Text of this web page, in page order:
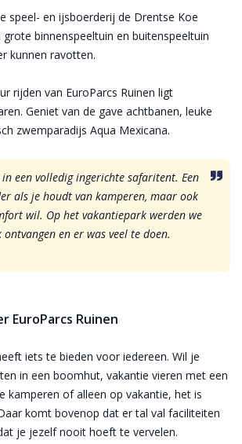
speel- en ijsboerderij de Drentse Koe
grote binnenspeeltuin en buitenspeeltuin
kunnen ravotten.
rijden van EuroParcs Ruinen ligt
Geniet van de gave achtbanen, leuke
zwemparadijs Aqua Mexicana.
in een volledig ingerichte safaritent. Een
als je houdt van kamperen, maar ook
wil. Op het vakantiepark werden we
en er was veel te doen.
EuroParcs Ruinen
iets te bieden voor iedereen. Wil je
in een boomhut, vakantie vieren met een
kamperen of alleen op vakantie, het is
komt bovenop dat er tal val faciliteiten
je jezelf nooit hoeft te vervelen.